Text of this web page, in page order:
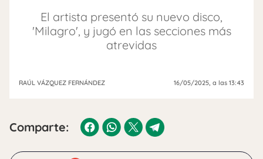
El artista presentó su nuevo disco,
'Milagro', y jugó en las secciones más
atrevidas
RAÚL VÁZQUEZ FERNÁNDEZ 16/05/2025 , a las 13:43
Comparte: